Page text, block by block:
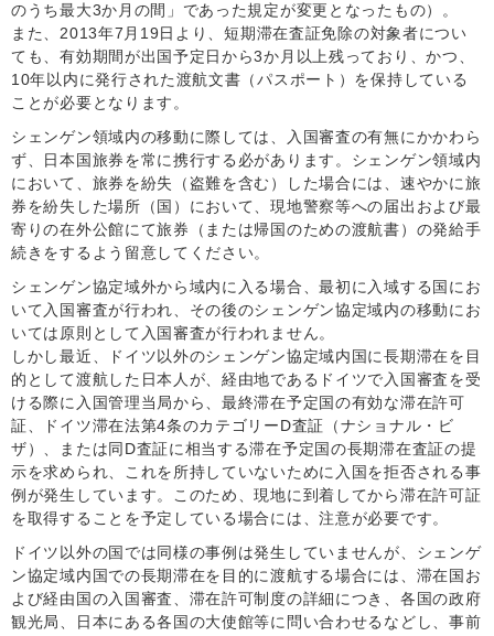
のうち最大3か月の間」であった規定が変更となったもの）。
また、2013年7月19日より、短期滞在査証免除の対象者につい
ても、有効期間が出国予定日から3か月以上残っており、かつ、
10年以内に発行された渡航文書（パスポート）を保持している
ことが必要となります。
シェンゲン領域内の移動に際しては、入国審査の有無にかかわら
ず、日本国旅券を常に携行する必があります。シェンゲン領域内
において、旅券を紛失（盗難を含む）した場合には、速やかに旅
券を紛失した場所（国）において、現地警察等への届出および最
寄りの在外公館にて旅券（または帰国のための渡航書）の発給手
続きをするよう留意してください。
シェンゲン協定域外から域内に入る場合、最初に入域する国にお
いて入国審査が行われ、その後のシェンゲン協定域内の移動にお
いては原則として入国審査が行われません。
しかし最近、ドイツ以外のシェンゲン協定域内国に長期滞在を目
的として渡航した日本人が、経由地であるドイツで入国審査を受
ける際に入国管理当局から、最終滞在予定国の有効な滞在許可
証、ドイツ滞在法第4条のカテゴリーD査証（ナショナル・ビ
ザ）、または同D査証に相当する滞在予定国の長期滞在査証の提
示を求められ、これを所持していないために入国を拒否される事
例が発生しています。このため、現地に到着してから滞在許可証
を取得することを予定している場合には、注意が必要です。
ドイツ以外の国では同様の事例は発生していませんが、シェンゲ
ン協定域内国での長期滞在を目的に渡航する場合には、滞在国お
よび経由国の入国審査、滞在許可制度の詳細につき、各国の政府
観光局、日本にある各国の大使館等に問い合わせるなどし、事前